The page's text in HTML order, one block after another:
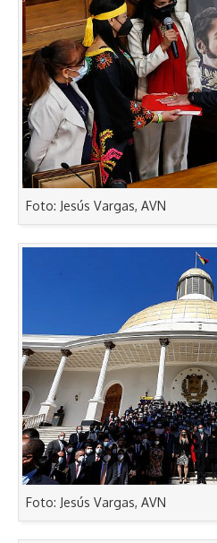
Foto: Jesús Vargas, AVN
Foto: Jesús Vargas, AVN